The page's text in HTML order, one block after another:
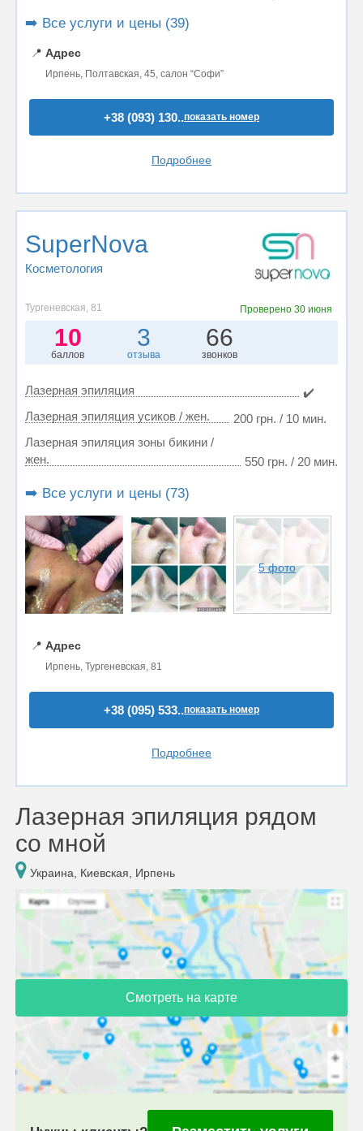
➡️ Все услуги и цены (39)
📍 Адрес
Ирпень, Полтавская, 45, салон “Софи”
+38 (093) 130..показать номер
Подробнее
SuperNova
Косметология
Тургеневская, 81 Проверено 30 июня
10
баллов
3
отзыва
66
звонков
Лазерная эпиляция
✔️
Лазерная эпиляция усиков / жен.
200 грн. / 10 мин.
Лазерная эпиляция зоны бикини /
жен.
550 грн. / 20 мин.
➡️ Все услуги и цены (73)
5 фото
📍 Адрес
Ирпень, Тургеневская, 81
+38 (095) 533..показать номер
Подробнее
Лазерная эпиляция рядом
со мной
Украина, Киевская, Ирпень
Смотреть на карте